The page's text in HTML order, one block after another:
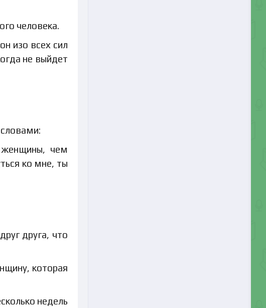
человека.
изо всех сил
не выйдет
чем
ко мне, ты
друга, что
которая
недель